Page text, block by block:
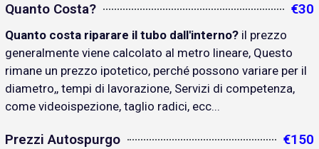
Quanto Costa? €30
Quanto costa riparare il tubo dall'interno? il prezzo
generalmente viene calcolato al metro lineare, Questo
rimane un prezzo ipotetico, perché possono variare per il
diametro,, tempi di lavorazione, Servizi di competenza,
come videoispezione, taglio radici, ecc...
Prezzi Autospurgo €150